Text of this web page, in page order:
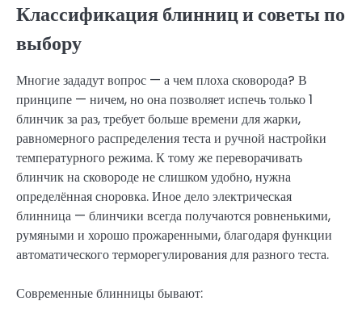
Классификация блинниц и советы по
выбору
Многие зададут вопрос — а чем плоха сковорода? В
принципе — ничем, но она позволяет испечь только 1
блинчик за раз, требует больше времени для жарки,
равномерного распределения теста и ручной настройки
температурного режима. К тому же переворачивать
блинчик на сковороде не слишком удобно, нужна
определённая сноровка. Иное дело электрическая
блинница — блинчики всегда получаются ровненькими,
румяными и хорошо прожаренными, благодаря функции
автоматического терморегулирования для разного теста.
Современные блинницы бывают: